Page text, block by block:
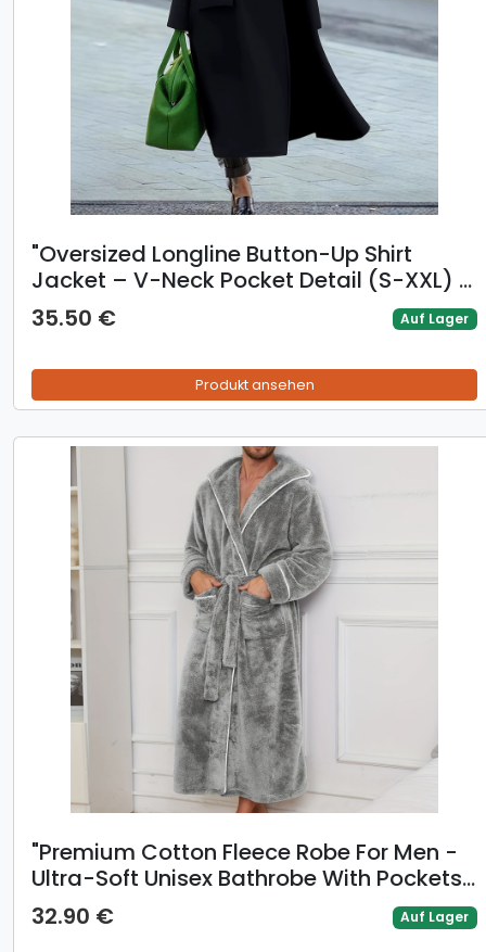
​​"Oversized Longline Button-Up Shirt
Jacket – V-Neck Pocket Detail (S-XXL) |
Black & Dark Brown"​​
35.50 € Auf Lager
Produkt ansehen
​​"Premium Cotton Fleece Robe For Men -
Ultra-Soft Unisex Bathrobe With Pockets
(Luxury Knit, XXL Size)"​​
32.90 € Auf Lager